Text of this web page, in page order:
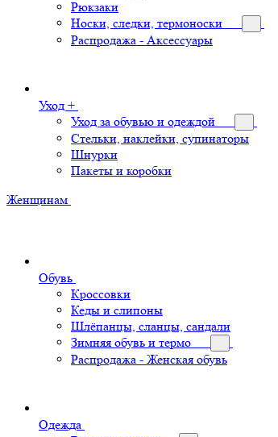
Рюкзаки
Носки, следки, термоноски
Распродажа - Аксессуары
Уход +
Уход за обувью и одеждой
Стельки, наклейки, супинаторы
Шнурки
Пакеты и коробки
Женщинам
Обувь
Кроссовки
Кеды и слипоны
Шлёпанцы, сланцы, сандали
Зимняя обувь и термо
Распродажа - Женская обувь
Одежда